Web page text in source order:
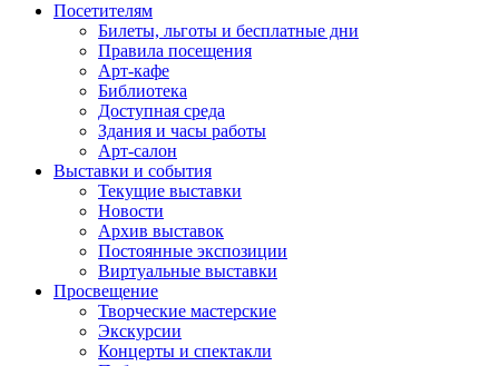
Посетителям
Билеты, льготы и бесплатные дни
Правила посещения
Арт-кафе
Библиотека
Доступная среда
Здания и часы работы
Арт-салон
Выставки и события
Текущие выставки
Новости
Архив выставок
Постоянные экспозиции
Виртуальные выставки
Просвещение
Творческие мастерские
Экскурсии
Концерты и спектакли